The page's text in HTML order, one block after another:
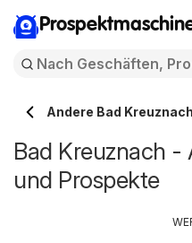
Andere Bad Kreuznach
Bad Kreuznach -
und Prospekte